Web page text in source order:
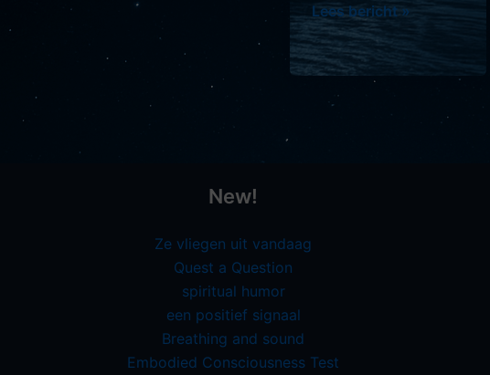
Vulkanen
Lees bericht »
New!
Ze vliegen uit vandaag
Quest a Question
spiritual humor
een positief signaal
Breathing and sound
Embodied Consciousness Test